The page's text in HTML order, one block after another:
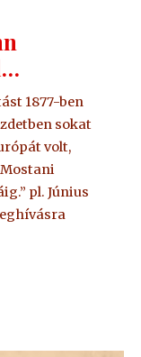
1877-ben
sokat
volt,
pl. Június